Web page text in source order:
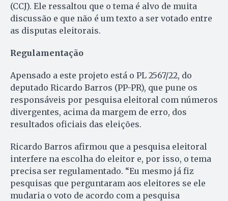
(CCJ). Ele ressaltou que o tema é alvo de muita
discussão e que não é um texto a ser votado entre
as disputas eleitorais.
Regulamentação
Apensado a este projeto está o PL 2567/22, do
deputado Ricardo Barros (PP-PR), que pune os
responsáveis por pesquisa eleitoral com números
divergentes, acima da margem de erro, dos
resultados oficiais das eleições.
Ricardo Barros afirmou que a pesquisa eleitoral
interfere na escolha do eleitor e, por isso, o tema
precisa ser regulamentado. “Eu mesmo já fiz
pesquisas que perguntaram aos eleitores se ele
mudaria o voto de acordo com a pesquisa